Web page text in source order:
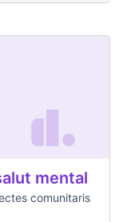
mental
comunitaris